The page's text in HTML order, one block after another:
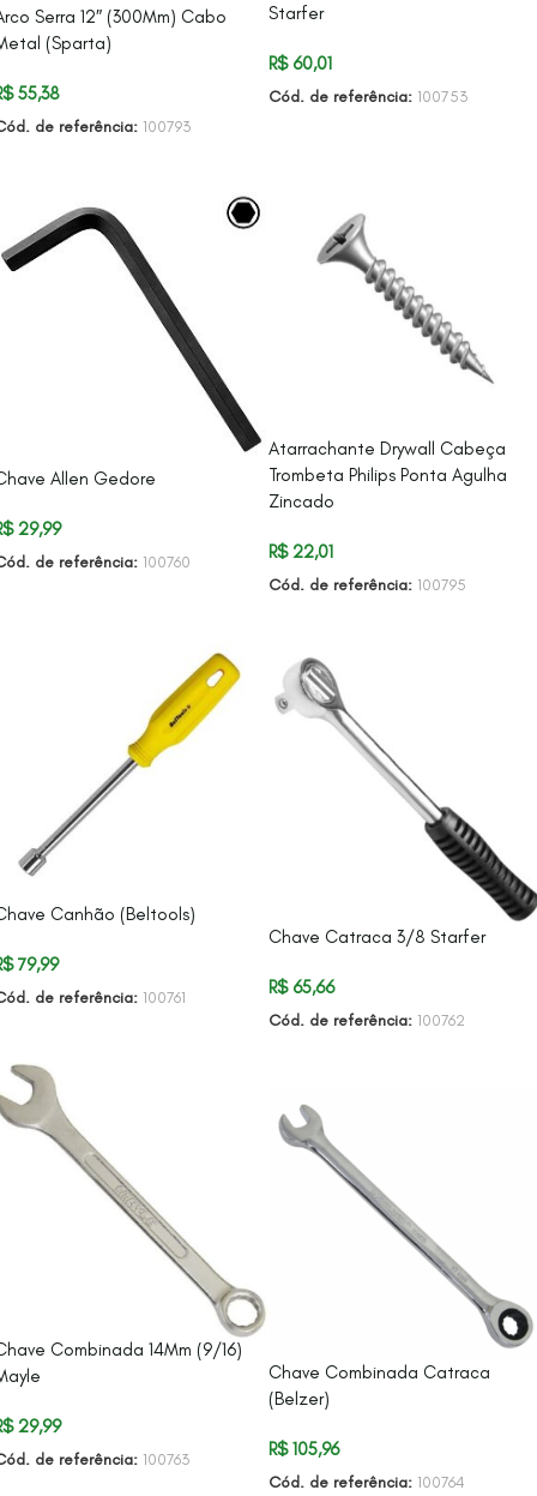
Starfer
R$60,01
Cód. de referência: 100753
Serra 12″ (300Mm) Cabo
(Sparta)
55,38
de referência: 100793
Atarrachante Drywall Cabeça
Trombeta Philips Ponta Agulha
Zincado
R$22,01
Cód. de referência: 100795
Allen Gedore
29,99
de referência: 100760
Canhão (Beltools)
79,99
de referência: 100761
Chave Catraca 3/8 Starfer
R$65,66
Cód. de referência: 100762
Combinada 14Mm (9/16)
29,99
de referência: 100763
Chave Combinada Catraca
(Belzer)
R$105,96
Cód. de referência: 100764